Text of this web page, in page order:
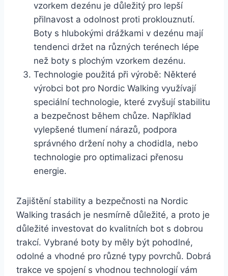
vzorkem dezénu je důležitý pro lepší
přilnavost a odolnost proti ‌proklouznutí.
Boty s hlubokými drážkami⁤ v dezénu mají
tendenci držet na různých terénech lépe
než boty s plochým vzorkem dezénu.
Technologie použitá při výrobě: Některé
výrobci‍ bot‍ pro ‌Nordic Walking využívají
speciální technologie, které⁤ zvyšují stabilitu
a bezpečnost během chůze. ​Například
vylepšené tlumení ​nárazů, podpora
správného držení nohy a chodidla, nebo
technologie pro optimalizaci přenosu⁤
energie.
Zajištění stability a bezpečnosti ‍na Nordic
Walking trasách je nesmírně důležité, a proto je
důležité investovat do kvalitních bot ⁣s dobrou
trakcí. Vybrané boty by měly být‌ pohodlné,
odolné a vhodné pro různé typy povrchů.⁣ Dobrá
trakce ⁣ve spojení s vhodnou technologií vám